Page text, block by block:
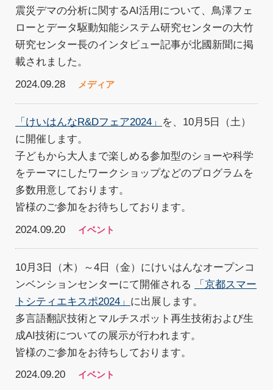
震災デマの分析に関するAI活用について、鳥澤フェ
ローとデータ駆動知能システム研究センターの大竹
研究センター長のインタビュー記事が北國新聞に掲
載されました。
2024.09.28
メディア
「けいはんなR&Dフェア2024」
を、10月5日（土）
に開催します。
子どもから大人まで楽しめる参加型のショーや科学
をテーマにしたワークショップなどのプログラムを
多数用意しております。
皆様のご参加をお待ちしております。
2024.09.20
イベント
10月3日（木）～4日（金）にけいはんなオープンコ
ンベンションセンターにて開催される
「京都スマー
トシティエキスポ2024」 に出展します。
多言語翻訳技術とマルチスポット再生技術および生
成AI技術についての展示が行われます。
皆様のご参加をお待ちしております。
2024.09.20
イベント